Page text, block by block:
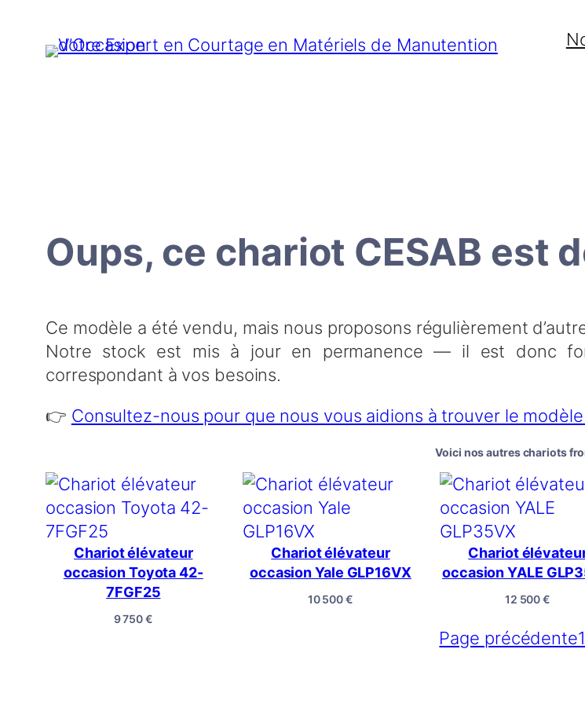
contenu
Oups, ce chariot CESAB est
Ce modèle a été vendu, mais nous proposons régulièrement
Notre stock est mis à jour en permanence — il est donc
correspondant à vos besoins.
👉 Consultez-nous pour que nous vous aidions à trouver le
Voici nos autres chariots
Chariot élévateur
occasion Toyota 42-
7FGF25
9 750€
Chariot élévateur
occasion Yale GLP16VX
10 500€
Chariot
occasion YALE
12 500€
Page précédente1